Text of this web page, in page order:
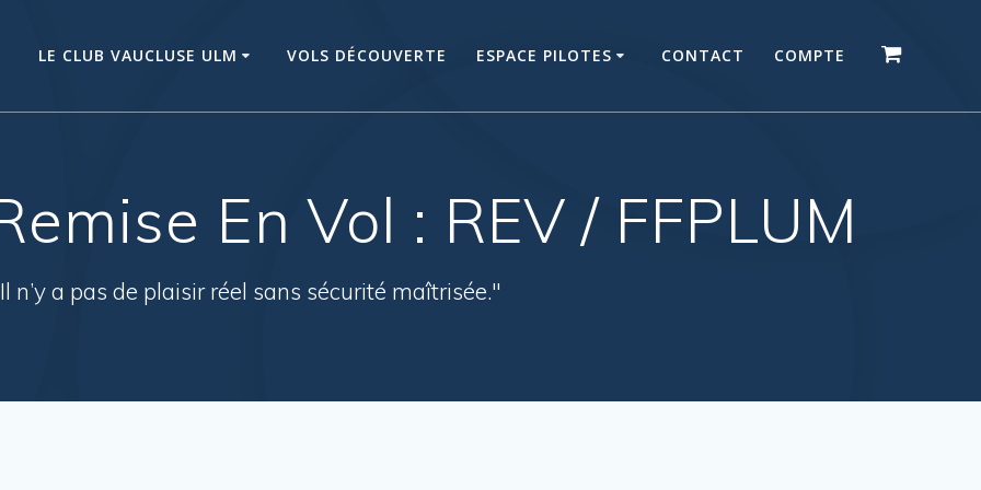
LE CLUB VAUCLUSE ULM VOLS DÉCOUVERTE ESPACE PILOTES CONTACT COMPTE
En Vol : REV / FFPLUM
n’y a pas de plaisir réel sans sécurité maîtrisée."